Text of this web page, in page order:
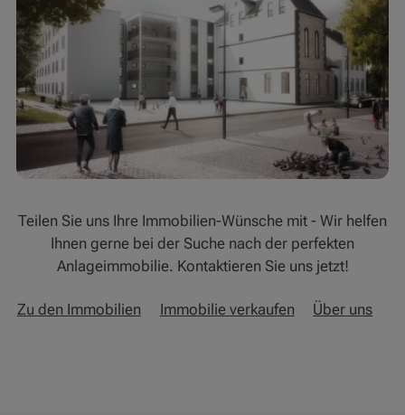
Teilen Sie uns Ihre Immobilien-Wünsche mit - Wir helfen
Ihnen gerne bei der Suche nach der perfekten
Anlageimmobilie. Kontaktieren Sie uns jetzt!
Zu den Immobilien Immobilie verkaufen Über uns